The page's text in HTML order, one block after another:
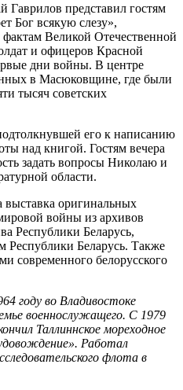
Гаврилов представил гостям
Бог всякую слезу»,
Великой Отечественной
и офицеров Красной
дни войны. В центре
в Масюковщине, где были
тысяч советских
его к написанию
над книгой. Гостям вечера
задать вопросы Николаю и
области.
оригинальных
войны из архивов
Республики Беларусь,
Республики Беларусь. Также
современного белорусского
году во Владивостоке
военнослужащего. С 1979
Таллиннское мореходное
Работал
флота в